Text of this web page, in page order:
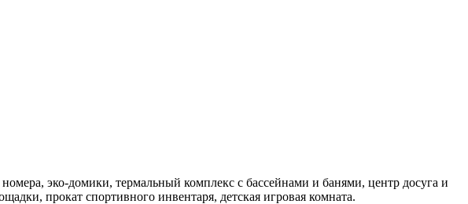
эко-домики, термальный комплекс с бассейнами и банями, центр досуга и
прокат спортивного инвентаря, детская игровая комната.